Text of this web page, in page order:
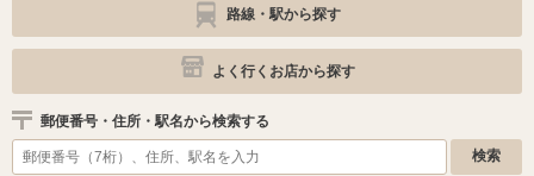
路線・駅から探す
よく行くお店から探す
郵便番号・住所・駅名から検索する